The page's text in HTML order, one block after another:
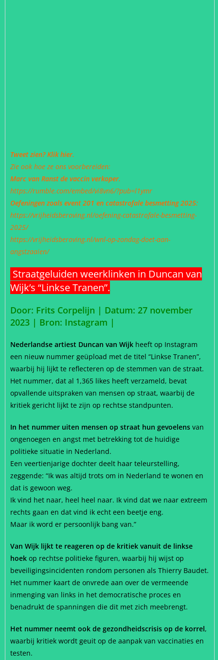
Tweet zien? Klik hier.
Zie ook hoe ze ons voorbereiden:
Marc van Ranst de vaccin verkoper.
https://rumble.com/embed/vi8vn6/?pub=l1ymr
Oefeningen zoals event 201 en catastrofale besmetting 2025:
https://vrijheidsberoving.nl/oefening-catastrofale-besmetting-
2025/
https://vrijheidsberoving.nl/wnl-op-zondag-doet-aan-
angstzaaien/
Straatgeluiden weerklinken in Duncan van
Wijk’s “Linkse Tranen”.
Door: Frits Corpelijn | Datum: 27 november
2023 | Bron: Instagram |
Nederlandse artiest Duncan van Wijk heeft op Instagram
een nieuw nummer geüpload met de titel “Linkse Tranen”,
waarbij hij lijkt te reflecteren op de stemmen van de straat.
Het nummer, dat al 1,365 likes heeft verzameld, bevat
opvallende uitspraken van mensen op straat, waarbij de
kritiek gericht lijkt te zijn op rechtse standpunten.
In het nummer uiten mensen op straat hun gevoelens van
ongenoegen en angst met betrekking tot de huidige
politieke situatie in Nederland.
Een veertienjarige dochter deelt haar teleurstelling,
zeggende: “Ik was altijd trots om in Nederland te wonen en
dat is gewoon weg.
Ik vind het naar, heel heel naar. Ik vind dat we naar extreem
rechts gaan en dat vind ik echt een beetje eng.
Maar ik word er persoonlijk bang van.”
Van Wijk lijkt te reageren op de kritiek vanuit de linkse
hoek op rechtse politieke figuren, waarbij hij wijst op
beveiligingsincidenten rondom personen als Thierry Baudet.
Het nummer kaart de onvrede aan over de vermeende
inmenging van links in het democratische proces en
benadrukt de spanningen die dit met zich meebrengt.
Het nummer neemt ook de gezondheidscrisis op de korrel,
waarbij kritiek wordt geuit op de aanpak van vaccinaties en
testen.